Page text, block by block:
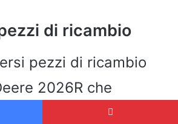
di ricambio
pezzi di ricambio
2026R che
sostituiti secondo